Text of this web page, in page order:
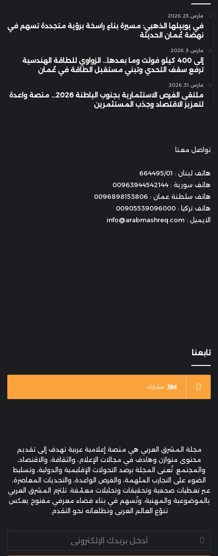
مارس 23, 2026
في يوبيلها الذهبي: مسيرة بناءٍ راسخة برؤية متجددة تسهم في
نهضة عُمان الحديثة
مارس 3, 2026
إلى 400 كيلو فولت وما بعدها… الزواوي للطاقة الهندسية
ترفع سقف التحدي وتبني مستقبل الطاقة في عُمان
مارس 31, 2026
ملتقى الفرص الاستثمارية بجنوب الباطنة 2026… منصة واعدة
لتعزيز الاقتصاد وجذب المستثمرين
تواصل معنا
هاتف لبنان : 664495/01
هاتف سورية : 00963944542144
هاتف سلطنة عمان : 0096898153806
هاتف تركيا : 00905539096000
الايميل : info@arabmashreq.com
تابعنا
3M مشترك
مجلة المشرق العربي هي منصة إعلامية عربية تهدف إلى تقديم
محتوى متوازن وهادف في مجالات الإعلام، والثقافة، والاقتصاد،
والمجتمع. تُعنى المجلة برصد التحولات الإقليمية والدولية، وتسليط
الضوء على التجارب الملهمة، والفرص الواعدة، والتحديات المعاصرة،
عبر تغطيات صحفية وتحقيقات وتحليلات معمّقة. تلتزم المشرق العربي
بالموضوعية والمهنية، وتُسهم في بناء فضاء معرفي مفتوح يعكس
تنوّع العالم العربي وتطلعاته نحو التقدم.
بريدك